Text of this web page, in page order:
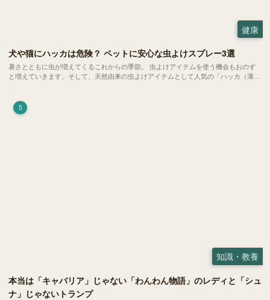
健康
犬や猫にハッカは危険？ ペットに安心な虫よけスプレー3選
暑さとともに虫が増えてくるこれからの季節。 虫よけアイテムを使う機会もおのず
と増えていきます。そして、天然由来の虫よけアイテムとして人気の「ハッカ（薄
5
知識・教養
本当は「キャバリア」じゃない「わんわん物語」のレディと「シュ
ナ」じゃないトランプ